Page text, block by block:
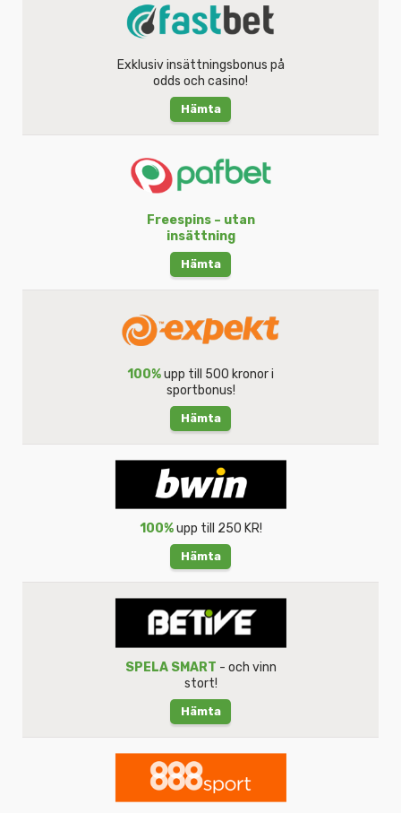
Exklusiv insättningsbonus på
odds och casino!
Hämta
Freespins – utan
insättning
Hämta
100%upp till 500 kronor i
sportbonus!
Hämta
100%upp till 250 KR!
Hämta
SPELA SMART - och vinn
stort!
Hämta